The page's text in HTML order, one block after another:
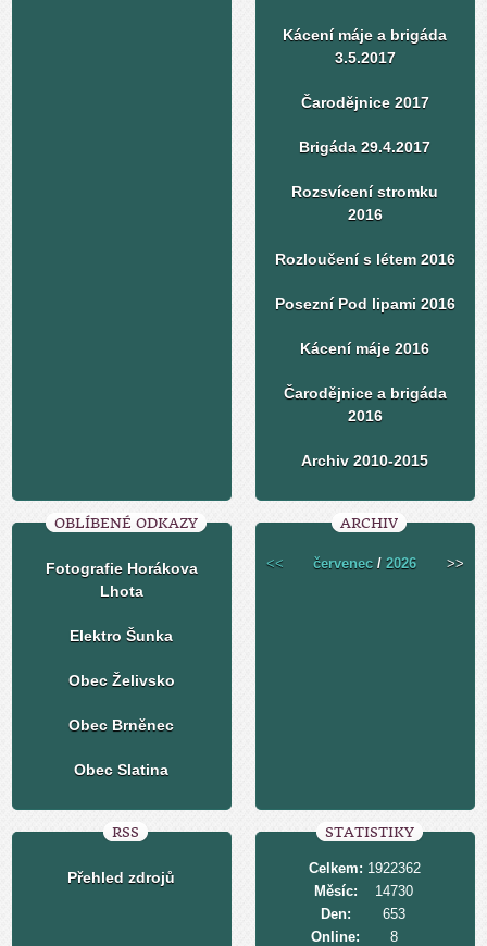
Kácení máje a brigáda
3.5.2017
Čarodějnice 2017
Brigáda 29.4.2017
Rozsvícení stromku
2016
Rozloučení s létem 2016
Posezní Pod lipami 2016
Kácení máje 2016
Čarodějnice a brigáda
2016
Archiv 2010-2015
OBLÍBENÉ ODKAZY
Fotografie Horákova
Lhota
Elektro Šunka
Obec Želivsko
Obec Brněnec
Obec Slatina
ARCHIV
<< červenec /2026 >>
RSS
Přehled zdrojů
STATISTIKY
Online: 8
Celkem: 1922362
Měsíc:
14730
Den:
653